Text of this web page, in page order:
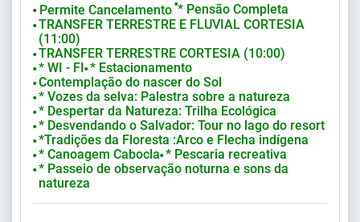
⬤ Permite Cancelamento ⬤* Pensão Completa
⬤ TRANSFER TERRESTRE E FLUVIAL CORTESIA
(11:00)
⬤ TRANSFER TERRESTRE CORTESIA (10:00)
⬤ * WI - FI ⬤ * Estacionamento
⬤ Contemplação do nascer do Sol
⬤ * Vozes da selva: Palestra sobre a natureza
⬤ * Despertar da Natureza: Trilha Ecológica
⬤ * Desvendando o Salvador: Tour no lago do resort
⬤ *Tradições da Floresta :Arco e Flecha indígena
⬤ * Canoagem Cabocla ⬤ * Pescaria recreativa
⬤ * Passeio de observação noturna e sons da
natureza